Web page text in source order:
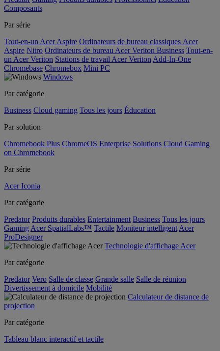
Composants
Par série
Tout-en-un Acer Aspire Ordinateurs de bureau classiques Acer
Aspire Nitro Ordinateurs de bureau Acer Veriton Business Tout-en-
un Acer Veriton Stations de travail Acer Veriton Add-In-One
Chromebase Chromebox Mini PC
Windows
Par catégorie
Business Cloud gaming Tous les jours Éducation
Par solution
Chromebook Plus ChromeOS Enterprise Solutions Cloud Gaming
on Chromebook
Par série
Acer Iconia
Par catégorie
Predator Produits durables Entertainment Business Tous les jours
Gaming Acer SpatialLabs™ Tactile Moniteur intelligent Acer
ProDesigner
Technologie d'affichage Acer
Par catégorie
Predator Vero Salle de classe Grande salle Salle de réunion
Divertissement à domicile Mobilité
Calculateur de distance de
projection
Par catégorie
Tableau blanc interactif et tactile